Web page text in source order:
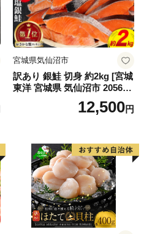
宮城県気仙沼市
訳あり 銀鮭 切身 約2kg [宮城
東洋 宮城県 気仙沼市 205649
91] 鮭 魚介類 海鮮 訳アリ 規
格外 不揃い さけ サケ 鮭切身
切り身 魚 わけあり
12,500円